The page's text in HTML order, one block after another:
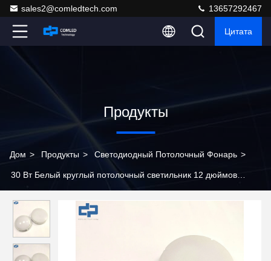
sales2@comledtech.com 13657292467
Цитата
Продукты
Дом > Продукты > Светодиодный Потолочный Фонарь >
30 Вт Белый круглый потолочный светильник 12 дюймов